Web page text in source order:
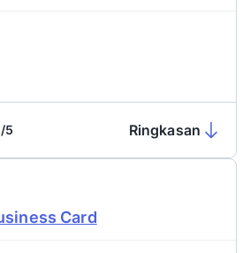
5 Ringkasan
Card